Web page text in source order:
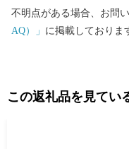
不明点がある場合、お問
AQ）」 に掲載しておりま
この返礼品を見てい